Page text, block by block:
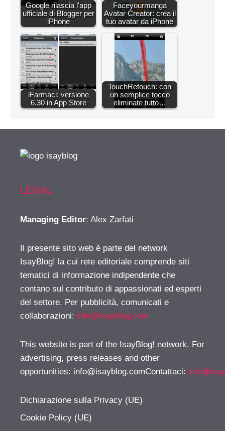
Google rilascia l'app
ufficiale di Blogger per
iPhone
Faceyourmanga
Avatar Creator: crea il
tuo avatar da iPhone
iFarmaci: versione
6.30 in App Store
TouchRetouch: con
un semplice tocco
eliminate tutto…
LEGAL
Managing Editor: Alex Zarfati
Il presente sito web è parte del network
IsayBlog! la cui rete editoriale comprende siti
tematici di informazione indipendente che
contano sul contributo di appassionati ed esperti
del settore. Per pubblicità, comunicati e
collaborazioni: info@isayblog.com
This website is part of the IsayBlog! network. For
advertising, press releases and other
opportunities: info@isayblog.comContattaci:
Dichiarazione sulla Privacy (UE)
Cookie Policy (UE)